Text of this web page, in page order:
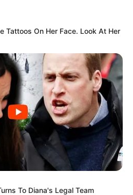
que a fonte seja citada com o link
de Saúde do Brasil.
Canal da CONACS |Canal da
Tattoos On Her Face. Look At Her
To Diana's Legal Team